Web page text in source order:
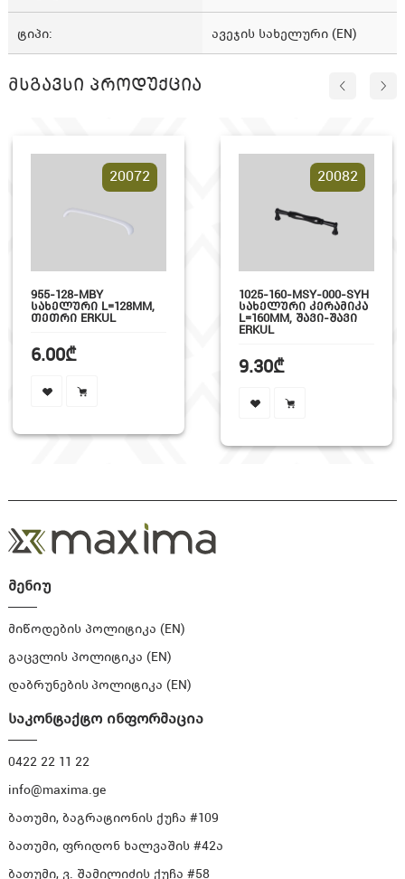
ტიპი ავეჯის სახელური (EN)
მსგავსი პროდუქცია
20072
955-128-MBY
ᲡᲐᲮᲔᲚᲣᲠᲘ L=128MM,
ᲗᲔᲗᲠᲘ ERKUL
6.00₾
20082
1025-160-MSY-000-SYH
ᲡᲐᲮᲔᲚᲣᲠᲘ ᲙᲔᲠᲐᲛᲘᲙᲐ
L=160MM, ᲨᲐᲕᲘ-ᲨᲐᲕᲘ
ERKUL
9.30₾
მენიუ
მიწოდების პოლიტიკა (EN)
გაცვლის პოლიტიკა (EN)
დაბრუნების პოლიტიკა (EN)
საკონტაქტო ინფორმაცია
0422 22 11 22
info@maxima.ge
ბათუმი, ბაგრატიონის ქუჩა #109
ბათუმი, ფრიდონ ხალვაშის #42ა
ბათუმი, ვ. შამილიძის ქუჩა #58